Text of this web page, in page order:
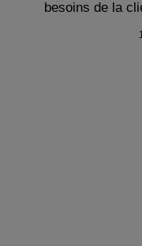
besoins de la